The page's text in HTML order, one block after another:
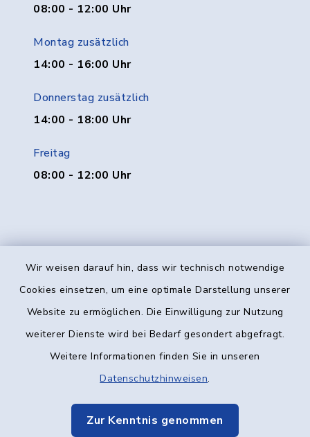
Wir weisen darauf hin, dass wir technisch notwendige
Cookies einsetzen, um eine optimale Darstellung unserer
Website zu ermöglichen. Die Einwilligung zur Nutzung
weiterer Dienste wird bei Bedarf gesondert abgefragt.
Weitere Informationen finden Sie in unseren
Datenschutzhinweisen.
Zur Kenntnis genommen
08:00 - 12:00 Uhr
Montag zusätzlich
14:00 - 16:00 Uhr
Donnerstag zusätzlich
14:00 - 18:00 Uhr
Freitag
08:00 - 12:00 Uhr
Kontakt
Datenschutz
Elektronische Kommunikation